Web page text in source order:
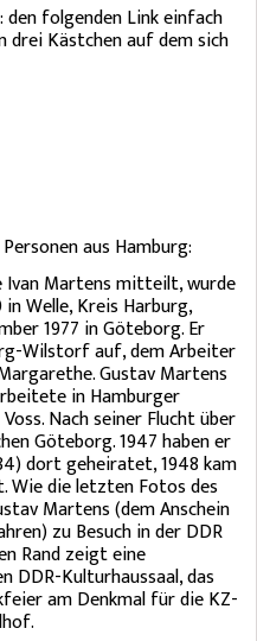
folgenden Link einfach
drei Kästchen auf dem sich
aus Hamburg:
Ivan Martens mitteilt, wurde
Welle, Kreis Harburg,
1977 in Göteborg. Er
Wilstorf auf, dem Arbeiter
Gustav Martens
in Hamburger
Nach seiner Flucht über
Göteborg. 1947 haben er
dort geheiratet, 1948 kam
Wie die letzten Fotos des
Martens (dem Anschein
zu Besuch in der DDR
Rand zeigt eine
DDR-Kulturhaussaal, das
am Denkmal für die KZ-